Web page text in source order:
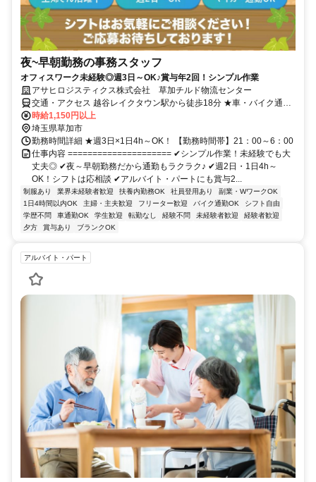
夜~早朝勤務の事務スタッフ
オフィスワーク未経験◎週3日～OK♪賞与年2回！シンプル作業
アサヒロジスティクス株式会社 草加チルド物流センター
交通・アクセス 越谷レイクタウン駅から徒歩18分 ★車・バイク通勤
OK 外環道「草加IC」より約7km、「外環三郷西IC」から約5km
時給1,150円以上
埼玉県草加市
勤務時間詳細 ★週3日×1日4h～OK！ 【勤務時間帯】21：00～6：00
仕事内容 ===================== ✔シンプル作業！未経験でも大
丈夫◎ ✔夜～早朝勤務だから通勤もラクラク♪ ✔週2日・1日4h～
OK！シフトは応相談 ✔アルバイト・パートにも賞与2...
制服あり 業界未経験者歓迎 扶養内勤務OK 社員登用あり
副業・WワークOK
1日4時間以内OK
主婦・主夫歓迎 フリーター歓迎 バイク通勤OK
シフト自由
学歴不問
車通勤OK 学生歓迎 転勤なし 経験不問 未経験者歓迎
経験者歓迎
夕方
賞与あり ブランクOK
アルバイト・パート